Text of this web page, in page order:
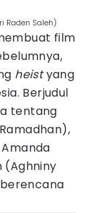
Raden Saleh)
film
heistyang
Berjudul
tentang
(Aghniny